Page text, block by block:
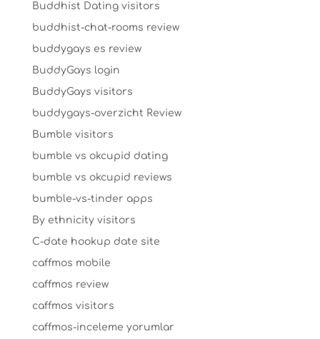
Buddhist Dating visitors
buddhist-chat-rooms review
buddygays es review
BuddyGays login
BuddyGays visitors
buddygays-overzicht Review
Bumble visitors
bumble vs okcupid dating
bumble vs okcupid reviews
bumble-vs-tinder apps
By ethnicity visitors
C-date hookup date site
caffmos mobile
caffmos review
caffmos visitors
caffmos-inceleme yorumlar